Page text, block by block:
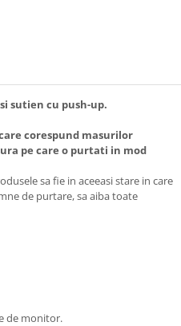
sutien cu push-up.
corespund masurilor
pe care o purtati in mod
sa fie in aceeasi stare in care
de purtare, sa aiba toate
de monitor.